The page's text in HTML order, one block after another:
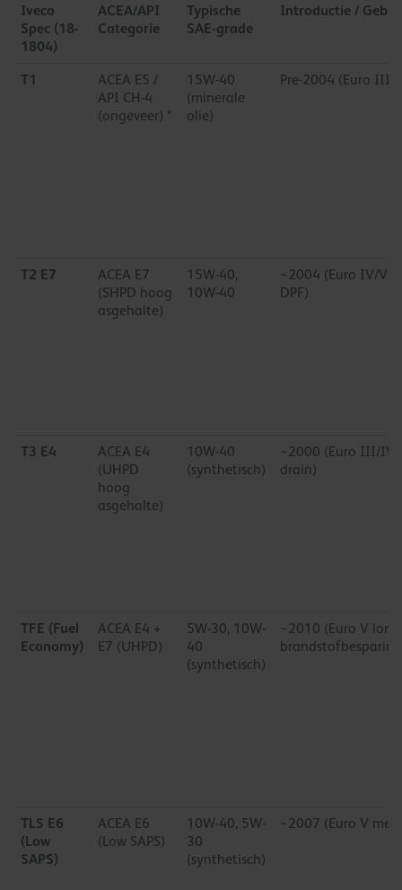
Iveco
Spec (18-
1804)
ACEA/API
Categorie
Typische
SAE-grade
Introductie /
T1
ACEA E5 /
API CH-4
(ongeveer) *
15W-40
(minerale
olie)
Pre-2004 (Euro III
T2 E7
ACEA E7
(SHPD hoog
asgehalte)
15W-40,
10W-40
~2004 (Euro IV/V
DPF)
T3 E4
ACEA E4
(UHPD
hoog
asgehalte)
10W-40
(synthetisch)
~2000 (Euro III/IV
drain)
TFE (Fuel
Economy)
ACEA E4 +
E7 (UHPD)
5W-30, 10W-
40
(synthetisch)
~2010 (Euro V
TLS E6
(Low
SAPS)
ACEA E6
(Low SAPS)
10W-40, 5W-
30
(synthetisch)
~2007 (Euro V met